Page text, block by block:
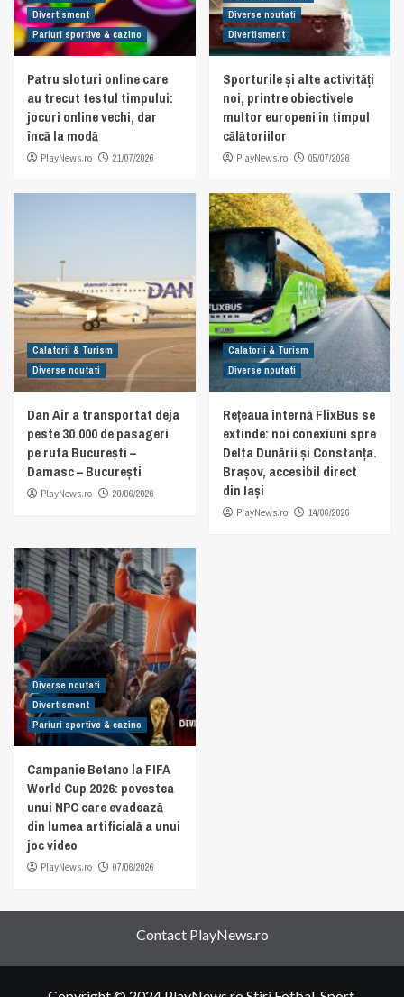
Divertisment
Pariuri sportive & cazino
Patru sloturi online care
au trecut testul timpului:
jocuri online vechi, dar
încă la modă
PlayNews.ro 21/07/2026
Diverse noutati
Divertisment
Sporturile și alte activități
noi, printre obiectivele
multor europeni în timpul
călătoriilor
PlayNews.ro 05/07/2026
Calatorii & Turism
Diverse noutati
Dan Air a transportat deja
peste 30.000 de pasageri
pe ruta București –
Damasc – București
PlayNews.ro 20/06/2026
Calatorii & Turism
Diverse noutati
Rețeaua internă FlixBus se
extinde: noi conexiuni spre
Delta Dunării și Constanța.
Brașov, accesibil direct
din Iași
PlayNews.ro 14/06/2026
Diverse noutati
Divertisment
Pariuri sportive & cazino
Campanie Betano la FIFA
World Cup 2026: povestea
unui NPC care evadează
din lumea artificială a unui
joc video
PlayNews.ro 07/06/2026
Contact PlayNews.ro